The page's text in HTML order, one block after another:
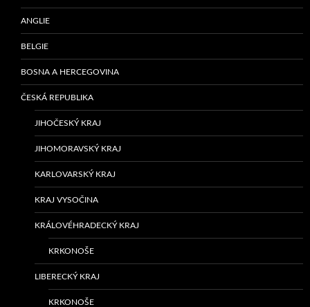
ANGLIE
BELGIE
BOSNA A HERCEGOVINA
ČESKÁ REPUBLIKA
JIHOČESKÝ KRAJ
JIHOMORAVSKÝ KRAJ
KARLOVARSKÝ KRAJ
KRAJ VYSOČINA
KRÁLOVÉHRADECKÝ KRAJ
KRKONOŠE
LIBERECKÝ KRAJ
KRKONOŠE